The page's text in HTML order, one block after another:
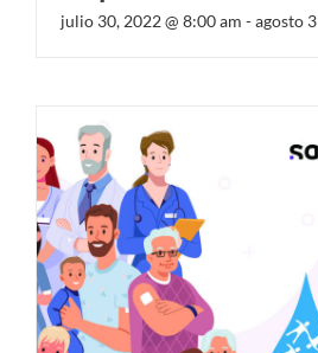
julio 30, 2022 @ 8:00 am -agosto